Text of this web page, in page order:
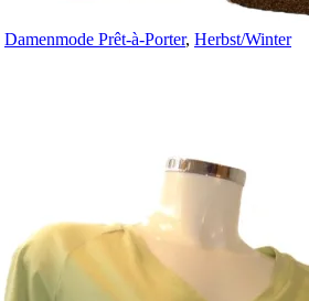
Damenmode Prêt-à-Porter, Herbst/Winter